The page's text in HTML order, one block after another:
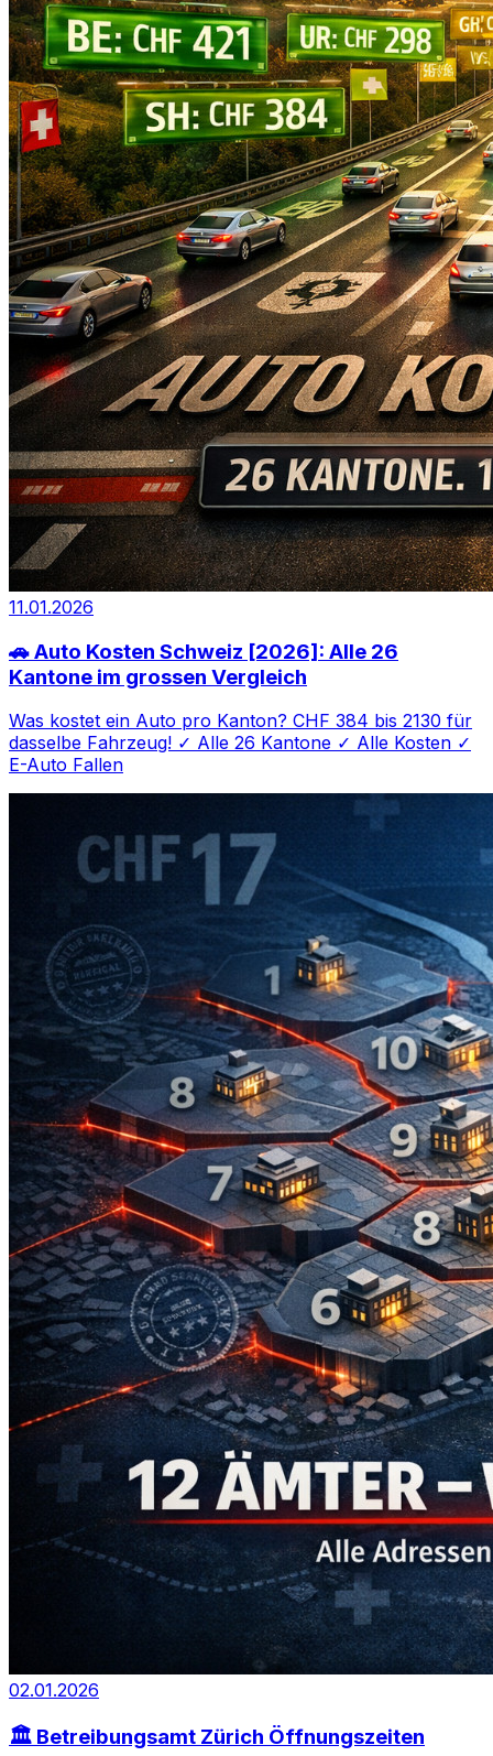
11.01.2026
🚗 Auto Kosten Schweiz [2026]: Alle 26
Kantone im grossen Vergleich
Was kostet ein Auto pro Kanton? CHF 384 bis 2130 für
dasselbe Fahrzeug! ✓ Alle 26 Kantone ✓ Alle Kosten ✓
E-Auto Fallen
02.01.2026
🏛️ Betreibungsamt Zürich Öffnungszeiten